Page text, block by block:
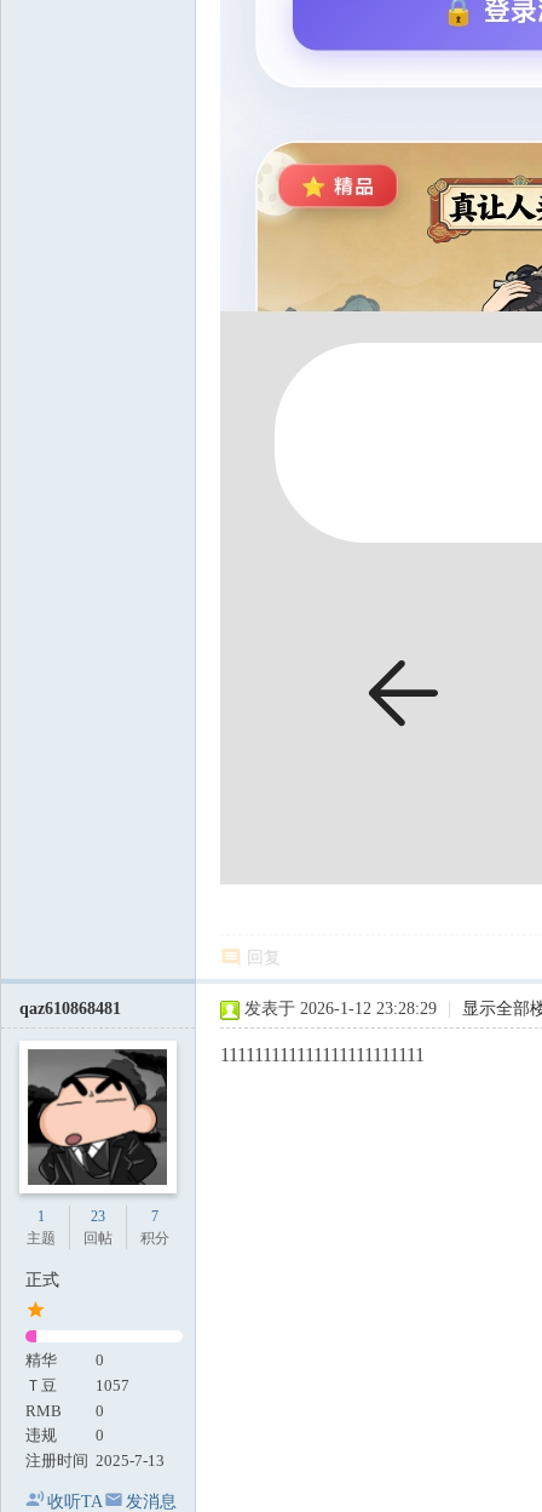
回复
qaz610868481
1
主题
23
回帖
7
积分
正式
精华
0
Ｔ豆
1057
RMB
0
违规
0
注册时间 2025-7-13
收听TA 发消息
发表于 2026-1-12 23:28:29 显示全部
111111111111111111111111